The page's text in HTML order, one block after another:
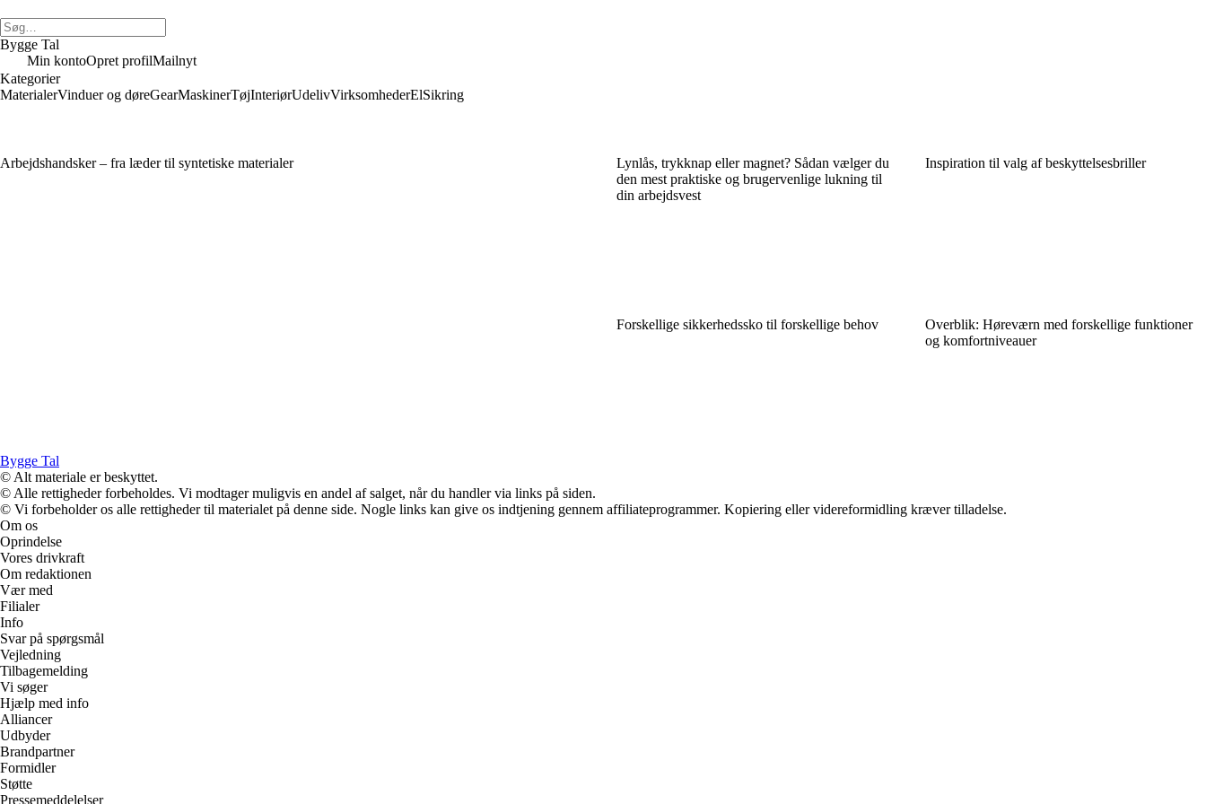
Bygge Tal
Min kontoOpret profilMailnyt
Kategorier
MaterialerVinduer og døreGearMaskinerTøjInteriørUdelivVirksomhederElSikring
Arbejdshandsker – fra læder til syntetiske materialer
Lynlås, trykknap eller magnet? Sådan vælger du
den mest praktiske og brugervenlige lukning til
din arbejdsvest
Inspiration til valg af beskyttelsesbriller
Forskellige sikkerhedssko til forskellige behov
Overblik: Høreværn med forskellige funktioner
og komfortniveauer
Bygge Tal
© Alt materiale er beskyttet.
© Alle rettigheder forbeholdes. Vi modtager muligvis en andel af salget, når du handler via links på siden.
© Vi forbeholder os alle rettigheder til materialet på denne side. Nogle links kan give os indtjening gennem affiliateprogrammer. Kopiering eller videreformidling kræver tilladelse.
Om os
Oprindelse
Vores drivkraft
Om redaktionen
Vær med
Filialer
Info
Svar på spørgsmål
Vejledning
Tilbagemelding
Vi søger
Hjælp med info
Alliancer
Udbyder
Brandpartner
Formidler
Støtte
Pressemeddelelser